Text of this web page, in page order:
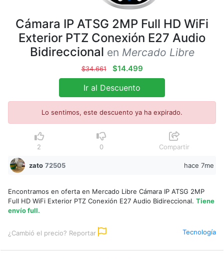
Cámara IP ATSG 2MP Full HD WiFi
Exterior PTZ Conexión E27 Audio
Bidireccional en Mercado Libre
$34.661 $14.499
Ir al Descuento
Lo sentimos, este descuento ya ha expirado.
2 0 Compartir
zato 72505 hace 7me
Encontramos en oferta en Mercado Libre Cámara IP ATSG 2MP
Full HD WiFi Exterior PTZ Conexión E27 Audio Bidireccional. Tiene
envío full.
¿Cambió el precio? Reportar Tecnología